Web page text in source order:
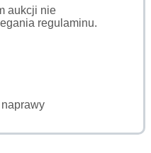
aukcji nie
regulaminu.